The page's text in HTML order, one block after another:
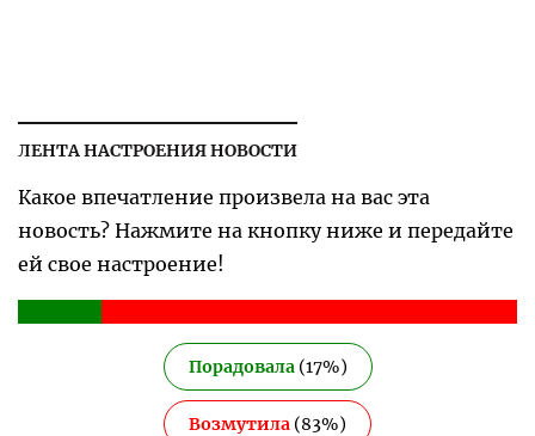
ЛЕНТА НАСТРОЕНИЯ НОВОСТИ
Какое впечатление произвела на вас эта
новость? Нажмите на кнопку ниже и передайте
ей свое настроение!
Порадовала(17%)
Возмутила (83%)